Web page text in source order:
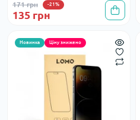
171 грн -21%
135 грн
Новинка Ціну знижено